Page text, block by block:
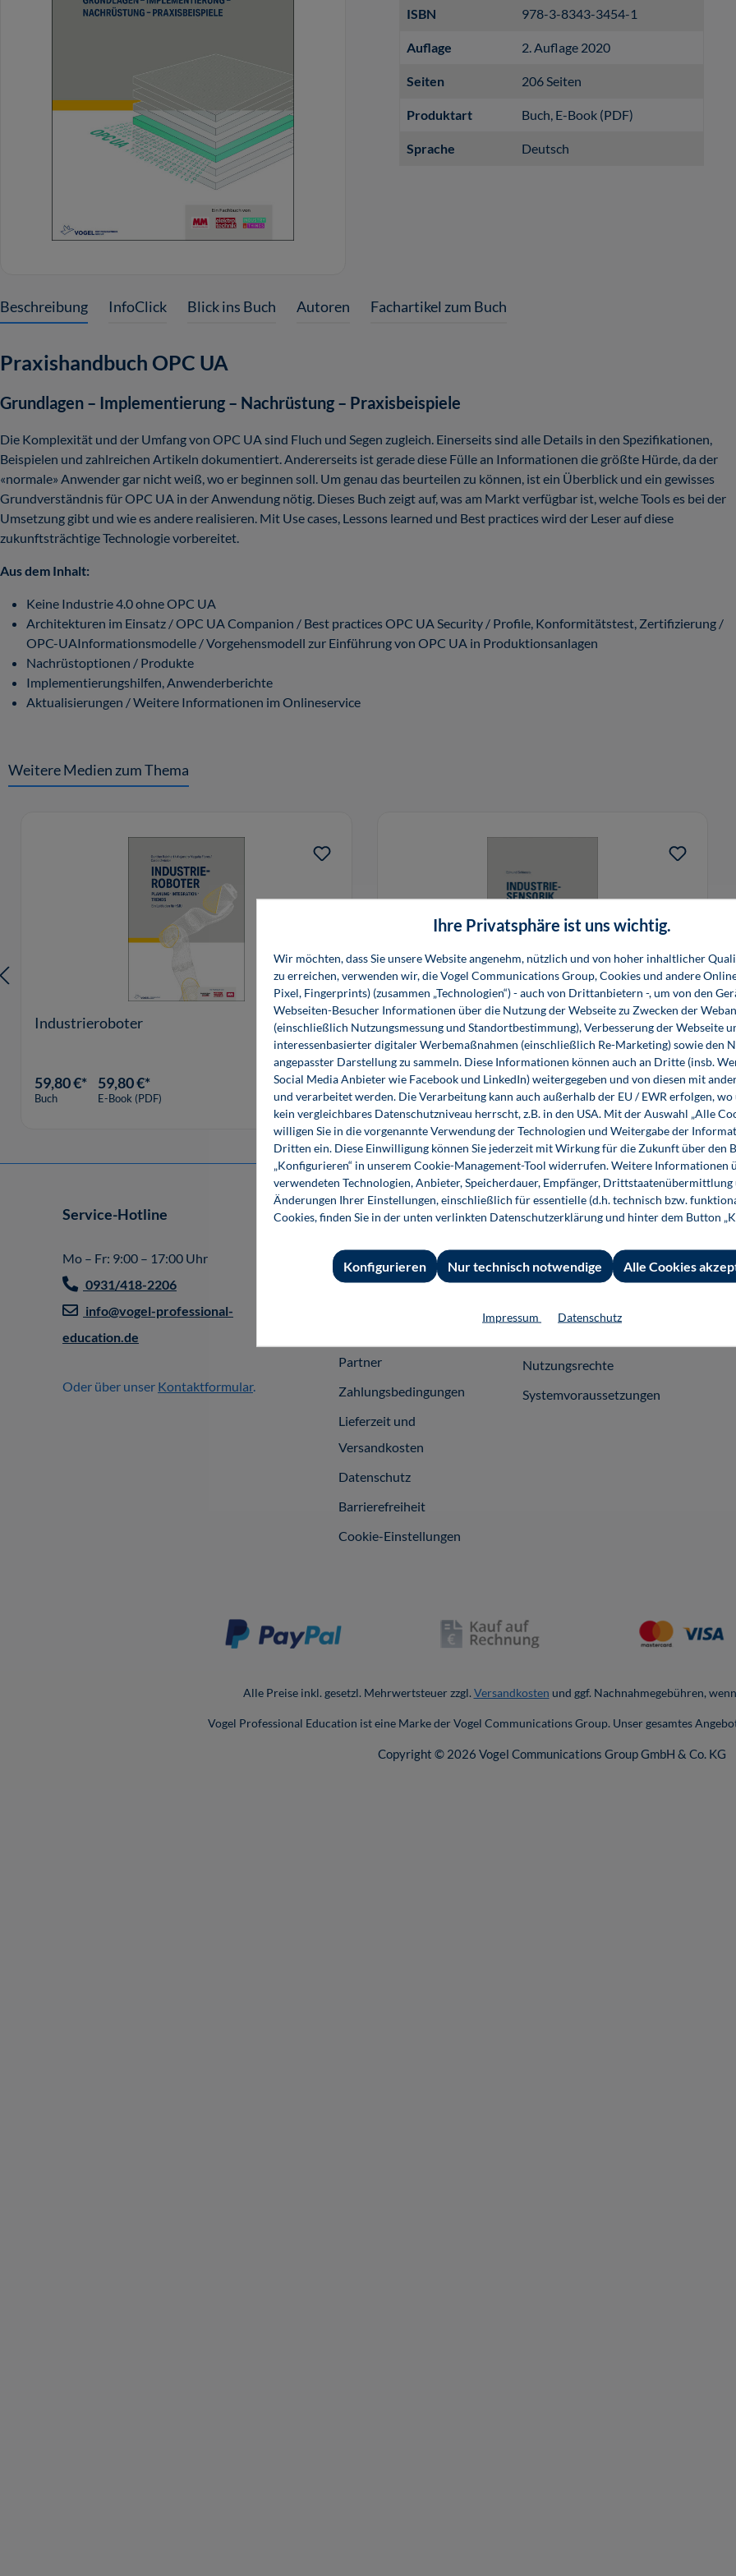
ISBN 978-3-8343-3454-1
Auflage 2. Auflage 2020
Seiten 206 Seiten
Produktart Buch, E-Book (PDF)
Sprache Deutsch
Beschreibung InfoClick Blick ins Buch Autoren Fachartikel zum Buch
Praxishandbuch OPC UA
Grundlagen – Implementierung – Nachrüstung – Praxisbeispiele
Die Komplexität und der Umfang von OPC UA sind Fluch und Segen zugleich. Einerseits sind alle Details in den Spezifikationen,
Beispielen und zahlreichen Artikeln dokumentiert. Andererseits ist gerade diese Fülle an Informationen die größte Hürde, da der
«normale» Anwender gar nicht weiß, wo er beginnen soll. Um genau das beurteilen zu können, ist ein Überblick und ein gewisses
Grundverständnis für OPC UA in der Anwendung nötig. Dieses Buch zeigt auf, was am Markt verfügbar ist, welche Tools es bei der
Umsetzung gibt und wie es andere realisieren. Mit Use cases, Lessons learned und Best practices wird der Leser auf diese
zukunftsträchtige Technologie vorbereitet.
Aus dem Inhalt:
Keine Industrie 4.0 ohne OPC UA
Architekturen im Einsatz / OPC UA Companion / Best practices OPC UA Security / Profile, Konformitätstest, Zertifizierung /
OPC-UAInformationsmodelle / Vorgehensmodell zur Einführung von OPC UA in Produktionsanlagen
Nachrüstoptionen / Produkte
Implementierungshilfen, Anwenderberichte
Aktualisierungen / Weitere Informationen im Onlineservice
Weitere Medien zum Thema
Industrieroboter
59,80 €*
Buch
59,80 €*
E-Book (PDF)
Industriesensorik
49,80 €*
Buch
39,99 €*
E-Book (PDF)
Service-Hotline
Mo – Fr: 9:00 – 17:00 Uhr
0931/418-2206
info@vogel-professional-
education.de
Oder über unser Kontaktformular.
Shop Informationen
Impressum
Allgemeine
Partner
Zahlungsbedingungen
Lieferzeit und
Versandkosten
Datenschutz
Barrierefreiheit
Cookie-Einstellungen
Shop-Service
Ansprechpartner
Support
Nutzungsrechte
Systemvoraussetzungen
Für
Alle Preise inkl. gesetzl. Mehrwertsteuer zzgl. Versandkosten und ggf. Nachnahmegebühren,
Vogel Professional Education ist eine Marke der Vogel Communications Group. Unser gesamtes
Copyright © 2026 Vogel Communications Group GmbH & Co. KG
Ihre Privatsphäre ist uns wichtig.
Wir möchten, dass Sie unsere Website angenehm, nützlich und von hoher inhaltlicher
zu erreichen, verwenden wir, die Vogel Communications Group, Cookies und andere
Pixel, Fingerprints) (zusammen „Technologien“) - auch von Drittanbietern -, um von den
Webseiten-Besucher Informationen über die Nutzung der Webseite zu Zwecken der
(einschließlich Nutzungsmessung und Standortbestimmung), Verbesserung der Webseite
interessenbasierter digitaler Werbemaßnahmen (einschließlich Re-Marketing) sowie den
angepasster Darstellung zu sammeln. Diese Informationen können auch an Dritte (insb.
Social Media Anbieter wie Facebook und LinkedIn) weitergegeben und von diesen mit
und verarbeitet werden. Die Verarbeitung kann auch außerhalb der EU / EWR erfolgen,
kein vergleichbares Datenschutzniveau herrscht, z.B. in den USA. Mit der Auswahl „Alle
willigen Sie in die vorgenannte Verwendung der Technologien und Weitergabe der
Dritten ein. Diese Einwilligung können Sie jederzeit mit Wirkung für die Zukunft über den
„Konfigurieren“ in unserem Cookie-Management-Tool widerrufen. Weitere Informationen
verwendeten Technologien, Anbieter, Speicherdauer, Empfänger,
Änderungen Ihrer Einstellungen, einschließlich für essentielle (d.h. technisch bzw.
Cookies, finden Sie in der unten verlinkten Datenschutzerklärung und hinter dem Button
Nur technisch notwendige
Konfigurieren Alle Cookies
Impressum Datenschutz